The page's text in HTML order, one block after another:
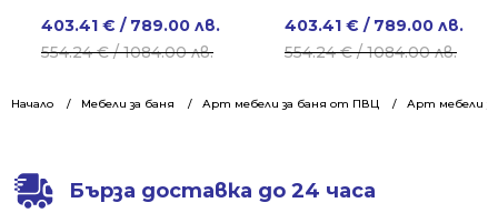
Начало Мебели за баня Арт мебели за баня от ПВЦ Арт мебели
554.24€/ 1084.00 лв.
Original
price
554.24 €
403.41 € / 789.00 лв.
Current
price
403.41 €
554.24€/ 1084.00 лв.
Original
price
554.24 €
403.41 € / 789.00 лв.
Current
price
403.41 €
Бърза доставка до 24 часа